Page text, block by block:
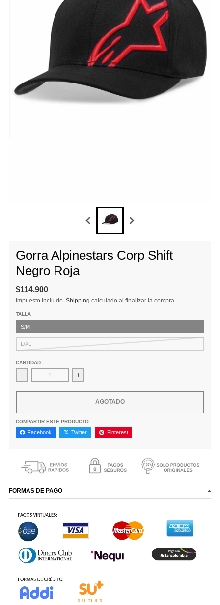
Gorra Alpinestars Corp Shift
Negro Roja
$114.900
Impuesto incluido. Shipping calculado al finalizar la compra.
TALLA
S/M
L/XL
CANTIDAD
Disminuir cantidad para Gorra Alpinestars Corp Shift Negro
Aumentar la cantidad para Gorra Alpinestars
AGOTADO
COMPARTIR ESTE PRODUCTO
Facebook Twitter Pinterest
FORMAS DE PAGO